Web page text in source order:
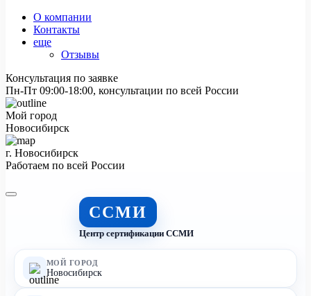
О компании
Контакты
еще
Отзывы
Консультация по заявке
Пн-Пт 09:00-18:00, консультации по всей России
Мой город
Новосибирск
г. Новосибирск
Работаем по всей России
ССМИ
Центр сертификации ССМИ
МОЙ ГОРОД
Новосибирск